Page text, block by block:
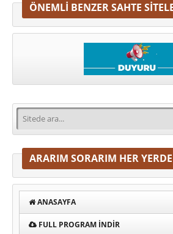
ÖNEMLI BENZER SAHTE
ARARIM SORARIM HER YERDE
ANASAYFA
FULL PROGRAM INDIR